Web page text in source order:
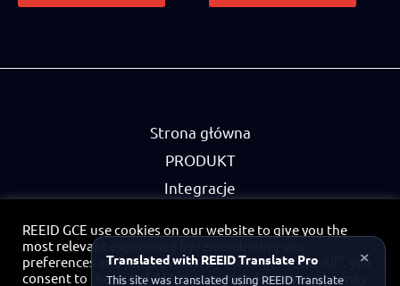
Strona główna
PRODUKT
Integracje
Polityka prywatności
Kontakt
REEID GCE use cookies on our website to give you the
most relevant experience by remembering your
preferences and repeat visits. By clicking “Accept All”, you
consent to the use of ALL the cookies. However, you may
×
Translated with REEID Translate Pro
This site was translated using REEID Translate